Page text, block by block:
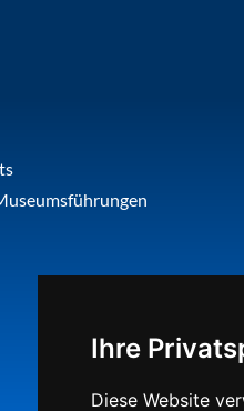
Ihre
Diese Website